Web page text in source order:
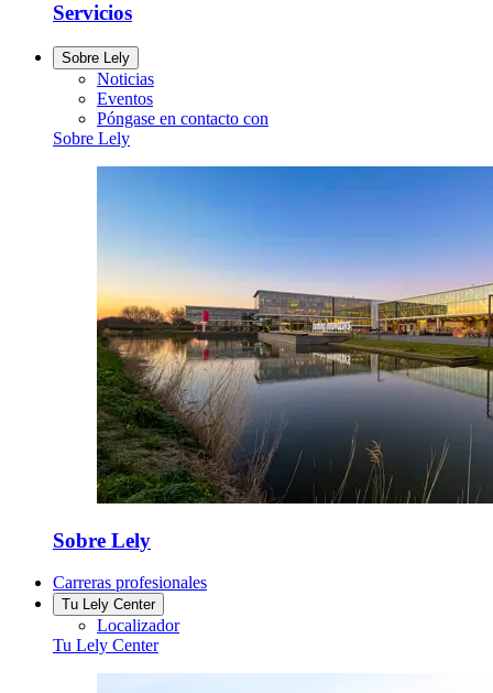
Servicios
Sobre Lely
Noticias
Eventos
Póngase en contacto con
Sobre Lely
Sobre Lely
Carreras profesionales
Tu Lely Center
Localizador
Tu Lely Center